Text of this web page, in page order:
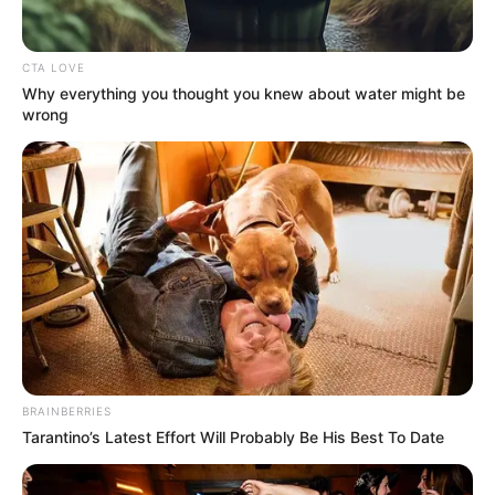
CTA LOVE
Why everything you thought you knew about water might be
wrong
BRAINBERRIES
Tarantino’s Latest Effort Will Probably Be His Best To Date